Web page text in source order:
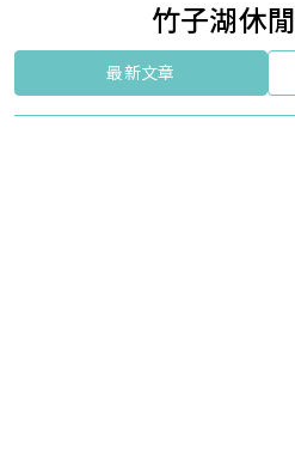
竹子湖休
最新文章